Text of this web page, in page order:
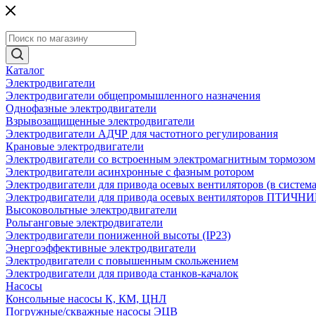
Каталог
Электродвигатели
Электродвигатели общепромышленного назначения
Однофазные электродвигатели
Взрывозащищенные электродвигатели
Электродвигатели АДЧР для частотного регулирования
Крановые электродвигатели
Электродвигатели со встроенным электромагнитным тормозом
Электродвигатели асинхронные с фазным ротором
Электродвигатели для привода осевых вентиляторов (в
Электродвигатели для привода осевых вентиляторов
Высоковольтные электродвигатели
Рольганговые электродвигатели
Электродвигатели пониженной высоты (IP23)
Энергоэффективные электродвигатели
Электродвигатели с повышенным скольжением
Электродвигатели для привода станков-качалок
Насосы
Консольные насосы К, КМ, ЦНЛ
Погружные/скважные насосы ЭЦВ